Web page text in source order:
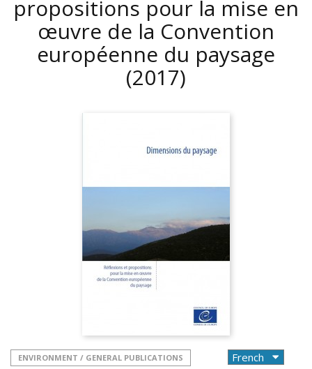
propositions pour la mise en
œuvre de la Convention
européenne du paysage
(2017)
ENVIRONMENT / GENERAL PUBLICATIONS